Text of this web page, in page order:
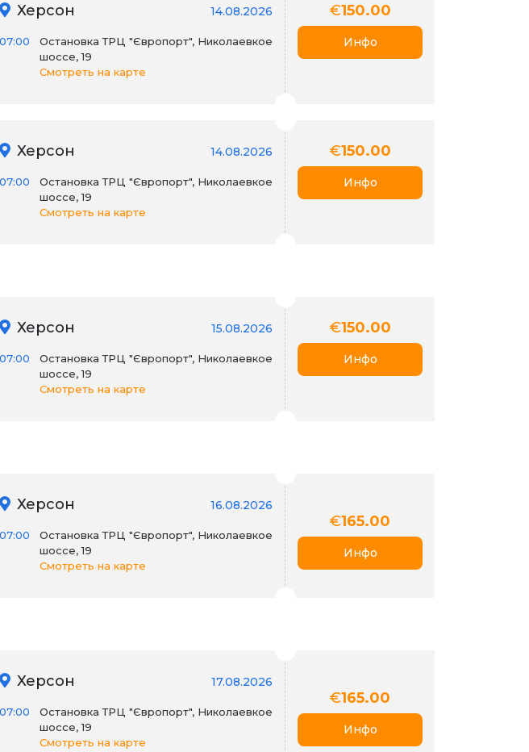
Херсон 14.08.2026
07:00
Остановка ТРЦ "Європорт", Николаевкое
шоссе, 19
Смотреть на карте
€150.00
Инфо
Херсон 14.08.2026
07:00
Остановка ТРЦ "Європорт", Николаевкое
шоссе, 19
Смотреть на карте
€150.00
Инфо
Херсон 15.08.2026
07:00
Остановка ТРЦ "Європорт", Николаевкое
шоссе, 19
Смотреть на карте
€150.00
Инфо
Херсон 16.08.2026
07:00
Остановка ТРЦ "Європорт", Николаевкое
шоссе, 19
Смотреть на карте
€165.00
Инфо
Херсон 17.08.2026
07:00
Остановка ТРЦ "Європорт", Николаевкое
шоссе, 19
Смотреть на карте
€165.00
Инфо